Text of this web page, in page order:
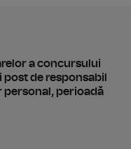
a concursului
de responsabil
perioadă